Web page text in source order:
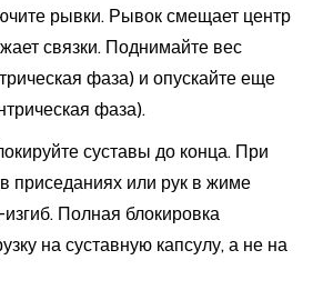
рывки. Рывок смещает центр
связки. Поднимайте вес
фаза) и опускайте еще
фаза).
суставы до конца. При
приседаниях или рук в жиме
Полная блокировка
на суставную капсулу, а не на